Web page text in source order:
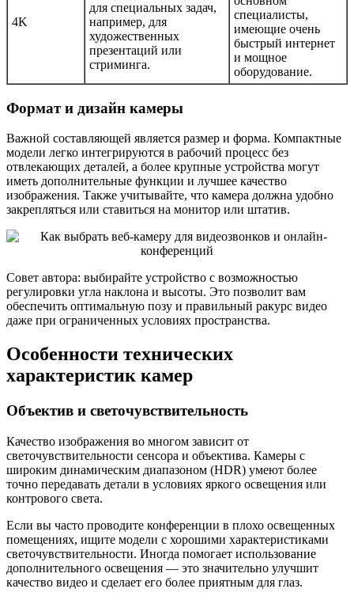
4K
для специальных задач,
например, для
художественных
презентаций или
стриминга.
специалисты,
имеющие очень
быстрый интернет
и мощное
оборудование.
Формат и дизайн камеры
Важной составляющей является размер и форма. Компактные
модели легко интегрируются в рабочий процесс без
отвлекающих деталей, а более крупные устройства могут
иметь дополнительные функции и лучшее качество
изображения. Также учитывайте, что камера должна удобно
закрепляться или ставиться на монитор или штатив.
Совет автора: выбирайте устройство с возможностью
регулировки угла наклона и высоты. Это позволит вам
обеспечить оптимальную позу и правильный ракурс видео
даже при ограниченных условиях пространства.
Особенности технических
характеристик камер
Объектив и светочувствительность
Качество изображения во многом зависит от
светочувствительности сенсора и объектива. Камеры с
широким динамическим диапазоном (HDR) умеют более
точно передавать детали в условиях яркого освещения или
контрового света.
Если вы часто проводите конференции в плохо освещенных
помещениях, ищите модели с хорошими характеристиками
светочувствительности. Иногда помогает использование
дополнительного освещения — это значительно улучшит
качество видео и сделает его более приятным для глаз.